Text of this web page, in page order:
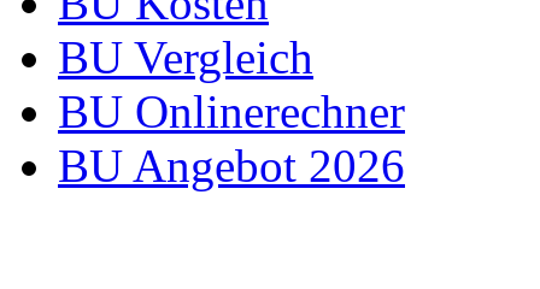
BU Vergleich
BU Onlinerechner
BU Angebot 2026